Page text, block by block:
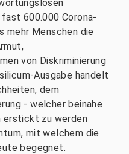
600.000 Corona-
mehr Menschen die
von Diskriminierung
Ausgabe handelt
dem
- welcher beinahe
erstickt zu werden
mit welchem die
begegnet.